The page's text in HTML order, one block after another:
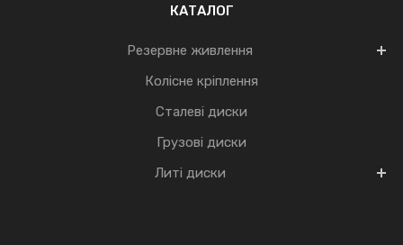
КАТАЛОГ
Резервне живлення
Колісне кріплення
Сталеві диски
Грузові диски
Литі диски